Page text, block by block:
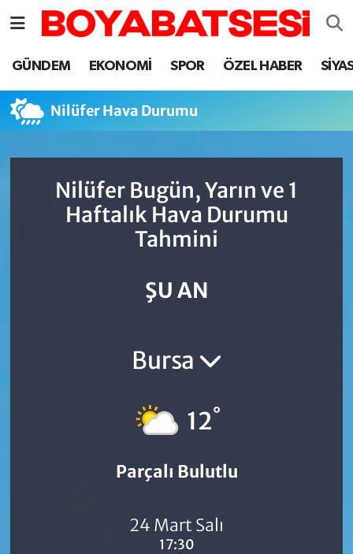
GÜNDEM EKONOMİ SPOR ÖZEL HABER
Nilüfer Hava Durumu
Nilüfer Bugün, Yarın ve 1
Haftalık Hava Durumu
Tahmini
ŞU AN
Bursa
12°
Parçalı Bulutlu
24 Mart Salı
17:30
Sinop Nöbetçi Eczaneler
Sinop Hava Durumu
Sinop Trafik Yoğunluk Haritası
Süper Lig Puan Durumu ve Fikstür
Son Dakika Haberleri